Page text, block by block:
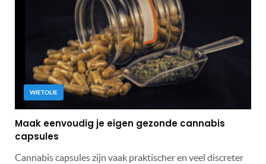
WIETOLIE
Maak eenvoudig je eigen gezonde cannabis
capsules
Cannabis capsules zijn vaak praktischer en veel discreter